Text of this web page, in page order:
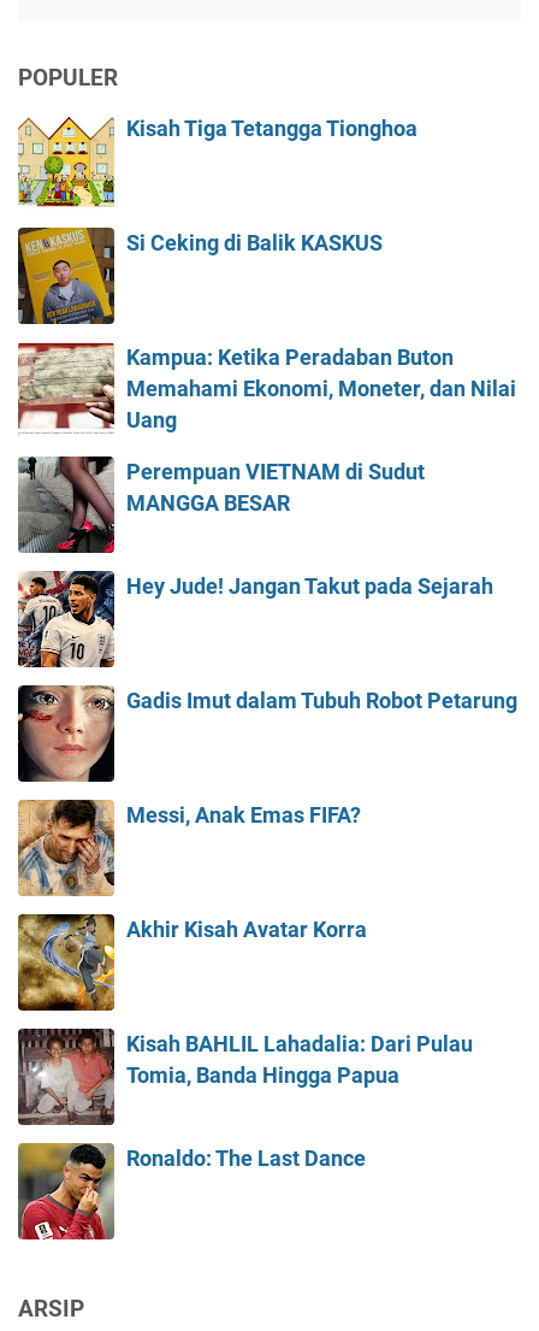
POPULER
Kisah Tiga Tetangga Tionghoa
Si Ceking di Balik KASKUS
Kampua: Ketika Peradaban Buton
Memahami Ekonomi, Moneter, dan Nilai
Uang
Perempuan VIETNAM di Sudut
MANGGA BESAR
Hey Jude! Jangan Takut pada Sejarah
Gadis Imut dalam Tubuh Robot Petarung
Messi, Anak Emas FIFA?
Akhir Kisah Avatar Korra
Kisah BAHLIL Lahadalia: Dari Pulau
Tomia, Banda Hingga Papua
Ronaldo: The Last Dance
ARSIP